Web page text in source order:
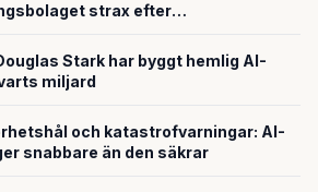
strax efter
Stark har byggt hemlig AI-
miljard
och katastrofvarningar: AI-
snabbare än den säkrar